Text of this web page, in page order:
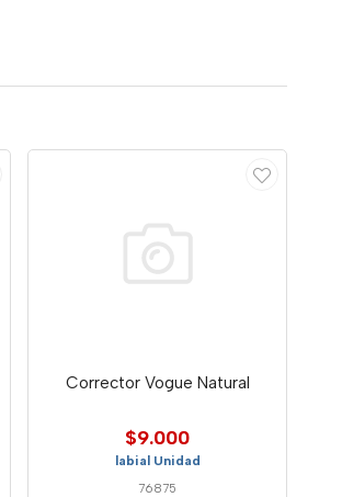
Corrector Vogue Natural
$9.000
labial Unidad
76875